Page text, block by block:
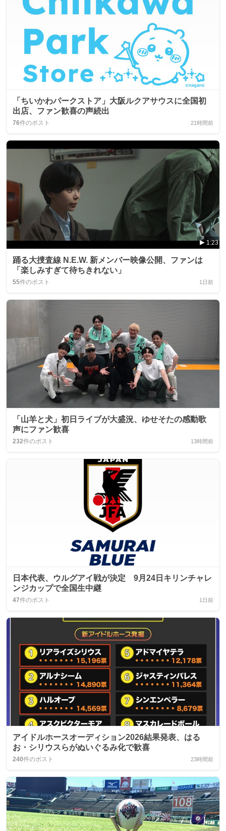
「ちいかわパークストア」大阪ルクアサウスに全国初
出店、ファン歓喜の声続出
76件のポスト 21時間前
1:23
踊る大捜査線 N.E.W. 新メンバー映像公開、ファンは
「楽しみすぎて待ちきれない」
55件のポスト 1日前
「山羊と犬」初日ライブが大盛況、ゆせそたの感動歌
声にファン歓喜
232件のポスト 13時間前
日本代表、ウルグアイ戦が決定 9月24日キリンチャレ
ンジカップで全国生中継
47件のポスト 1日前
アイドルホースオーディション2026結果発表、はる
お・シリウスらがぬいぐるみ化で歓喜
240件のポスト 23時間前